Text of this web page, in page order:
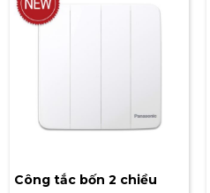
Công tắc bốn 2 chiều